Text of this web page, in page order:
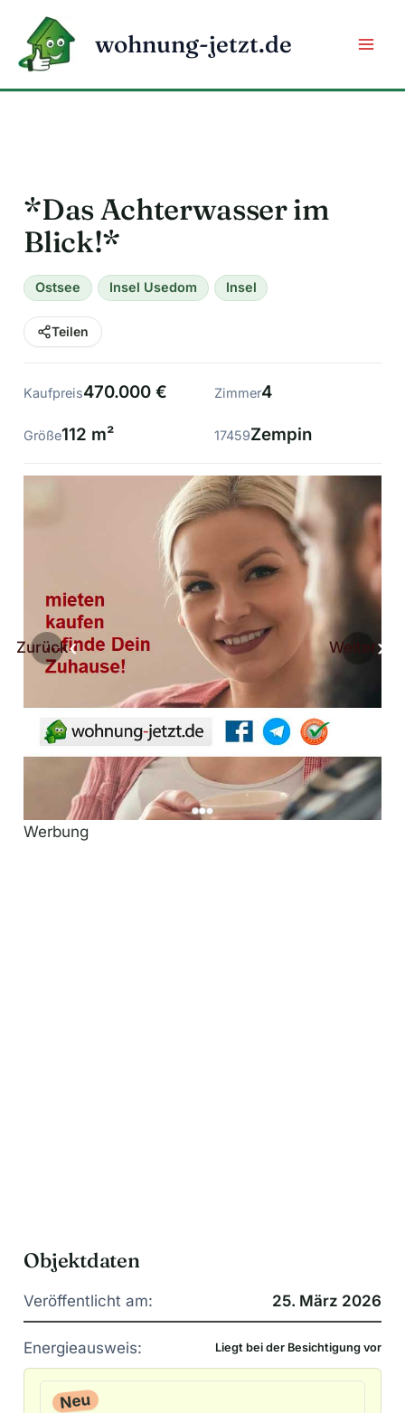
Inhalt
springen
wohnung-jetzt.de
*Das Achterwasser im
Blick!*
Ostsee Insel Usedom Insel
Teilen
Kaufpreis470.000 € Zimmer4
Größe112 m² 17459Zempin
Zurück Weiter
Werbung
Objektdaten
Veröffentlicht am: 25. März 2026
Energieausweis: Liegt bei der Besichtigung vor
Neu